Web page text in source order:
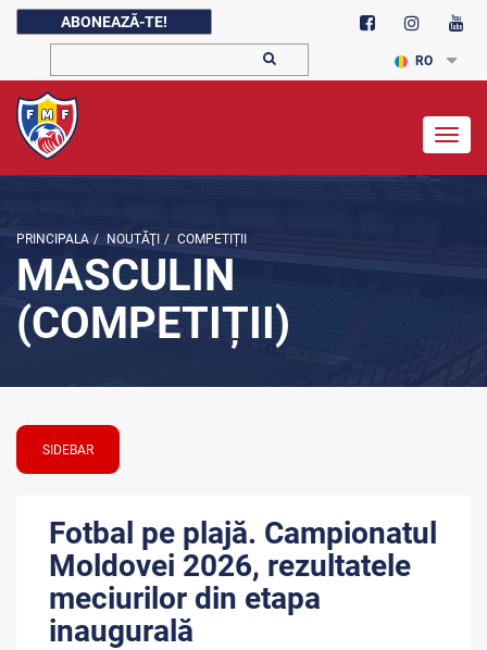
ABONEAZĂ-TE!
RO
PRINCIPALA / NOUTĂŢI / COMPETIȚII
MASCULIN
(COMPETIȚII)
SIDEBAR
Fotbal pe plajă. Campionatul
Moldovei 2026, rezultatele
meciurilor din etapa
inaugurală